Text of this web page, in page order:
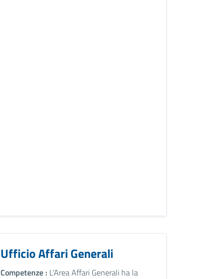
Ufficio Affari Generali
Competenze : L’Area Affari Generali ha la